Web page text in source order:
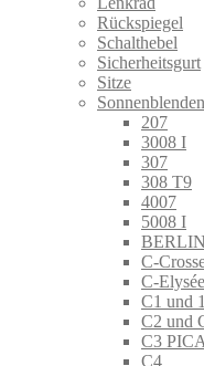
Rückspiegel
Schalthebel
Sicherheitsgurt
Sitze
Sonnenblenden
207
3008 I
307
308 T9
4007
5008 I
C-
C-Elysée
C1 und
C2 und
C3
C4